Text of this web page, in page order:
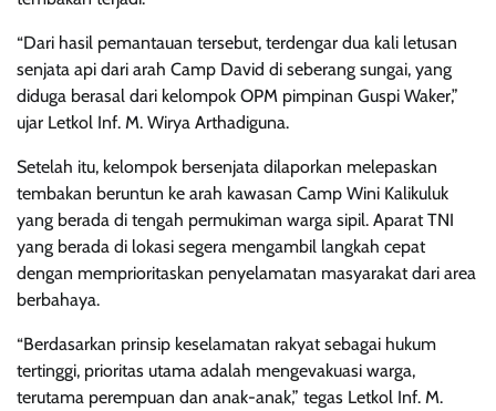
“Dari hasil pemantauan tersebut, terdengar dua kali letusan
senjata api dari arah Camp David di seberang sungai, yang
diduga berasal dari kelompok OPM pimpinan Guspi Waker,”
ujar Letkol Inf. M. Wirya Arthadiguna.
Setelah itu, kelompok bersenjata dilaporkan melepaskan
tembakan beruntun ke arah kawasan Camp Wini Kalikuluk
yang berada di tengah permukiman warga sipil. Aparat TNI
yang berada di lokasi segera mengambil langkah cepat
dengan memprioritaskan penyelamatan masyarakat dari area
berbahaya.
“Berdasarkan prinsip keselamatan rakyat sebagai hukum
tertinggi, prioritas utama adalah mengevakuasi warga,
terutama perempuan dan anak-anak,” tegas Letkol Inf. M.